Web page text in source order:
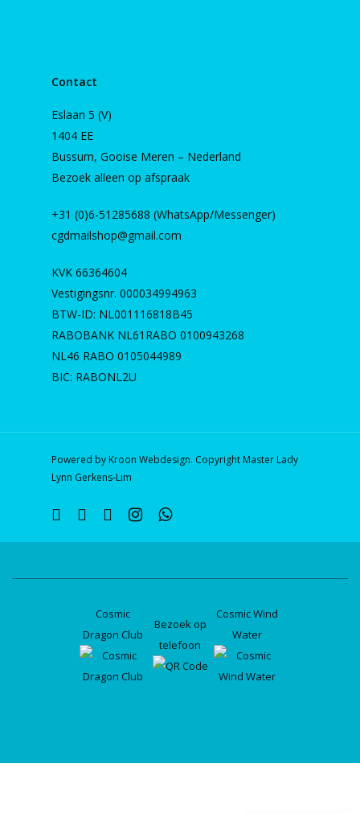
Contact
Eslaan 5 (V)
1404 EE
Bussum, Gooise Meren – Nederland
Bezoek alleen op afspraak
+31 (0)6-51285688 (WhatsApp/Messenger)
cgdmailshop@gmail.com
KVK 66364604
Vestigingsnr. 000034994963
BTW-ID: NL001116818B45
RABOBANK NL61RABO 0100943268
NL46 RABO 0105044989
BIC: RABONL2U
Powered by Kroon Webdesign. Copyright Master Lady
Lynn Gerkens-Lim
twitter facebooklinkedininstagramwhatsapp
Cosmic
Dragon Club
Bezoek op
telefoon
Cosmic Wind
Water